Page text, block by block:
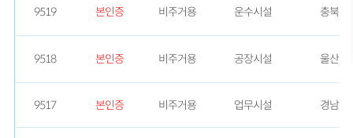
9519 본인증 비주거용 운수시설 충북
9518 본인증 비주거용 공장시설 울산
9517 본인증 비주거용 업무시설 경남